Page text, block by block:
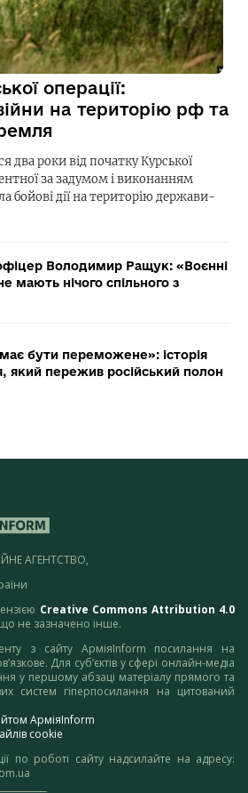
операції:
на територію рф та
два роки від початку Курської
за задумом і виконанням
бойові дії на територію держави-
Володимир Ращук: «Воєнні
мають нічого спільного з
бути переможене»: історія
який пережив російський полон
АГЕНТСТВО,
Creative Commons Attribution 4.0
не зазначено інше.
з сайту АрміяInform посилання на
Для суб’єктів у сфері онлайн-медіа
у першому абзаці матеріалу прямого та
систем гіперпосилання на цитований
АрміяInform
cookie
по роботі сайту надсилайте на адресу: